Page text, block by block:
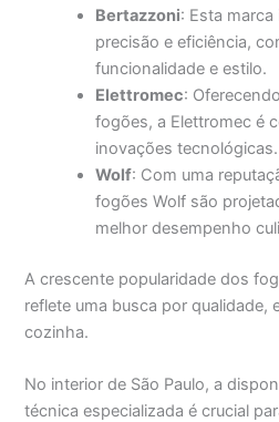
Bertazzoni: Esta
precisão e eficiência,
funcionalidade e estilo.
Elettromec:
fogões, a Elettromec é
inovações tecnológicas.
Wolf: Com uma
fogões Wolf são
melhor desempenho
A crescente popularidade dos
reflete uma busca por qualidade,
cozinha.
No interior de São Paulo, a
técnica especializada é crucial